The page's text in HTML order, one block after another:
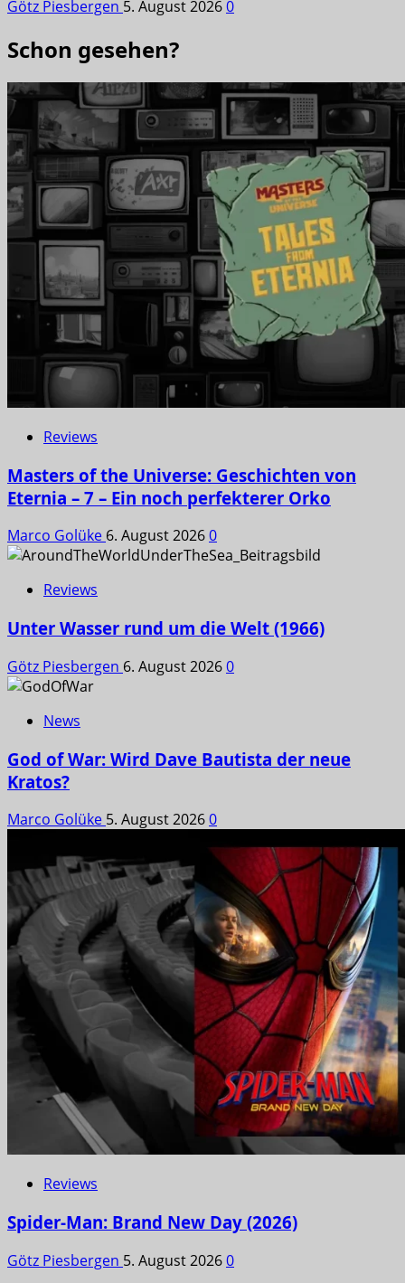
Götz Piesbergen 5. August 20260
Schon gesehen?
Reviews
Masters of the Universe: Geschichten von
Eternia – 7 – Ein noch perfekterer Orko
Marco Golüke 6. August 20260
Reviews
Unter Wasser rund um die Welt (1966)
Götz Piesbergen 6. August 20260
News
God of War: Wird Dave Bautista der neue
Kratos?
Marco Golüke 5. August 20260
Reviews
Spider-Man: Brand New Day (2026)
Götz Piesbergen 5. August 20260